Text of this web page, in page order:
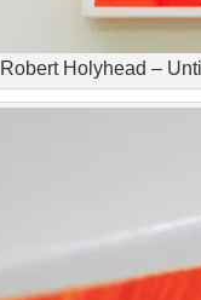
Robert Holyhead –